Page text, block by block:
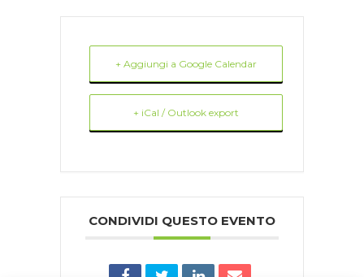
+ Aggiungi a Google Calendar
+ iCal / Outlook export
CONDIVIDI QUESTO EVENTO